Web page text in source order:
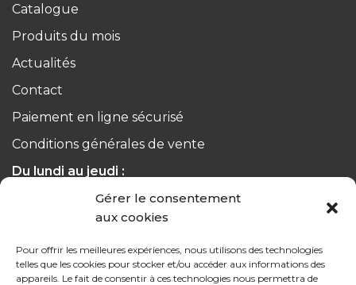
Gérer le consentement
aux cookies
Pour offrir les meilleures expériences, nous utilisons des technologies
telles que les cookies pour stocker et/ou accéder aux informations des
appareils. Le fait de consentir à ces technologies nous permettra de
Catalogue
Produits du mois
Actualités
Contact
Paiement en ligne sécurisé
Conditions générales de vente
Du lundi au jeudi :
de 8h à 12h30 et de 13h30 à 17h20
de 8h à 12h30 et de 13h30 à 16h